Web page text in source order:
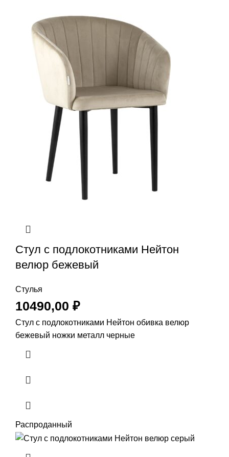
Стул с подлокотниками Нейтон
велюр бежевый
Стулья
10490,00 ₽
Стул с подлокотниками Нейтон обивка велюр
бежевый ножки металл черные
Распроданный